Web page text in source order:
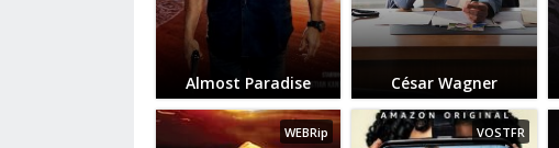
Almost Paradise César Wagner
WEBRip VOSTFR